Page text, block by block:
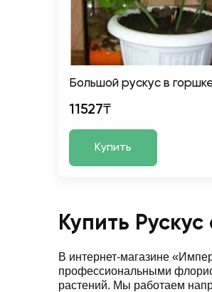
Большой рускус в
11527₸
Купить
Купить
В интернет-магазине
профессиональными
растений. Мы работаем